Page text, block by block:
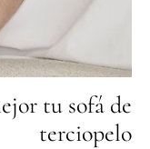
tu sofá de
terciopelo